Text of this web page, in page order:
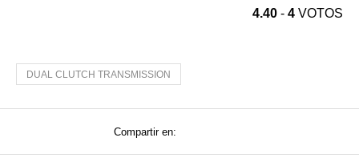
4.40 - 4 VOTOS
DUAL CLUTCH TRANSMISSION
Compartir en: